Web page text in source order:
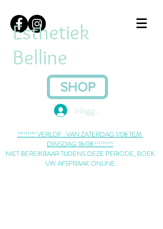
Esthetiek
Belline
SHOP
Inloggen
​!!!!!!!!! VERLOF : VAN ZATERDAG 1/08 TEM
DINSDAG 18/08 !!!!!!!!!
NIET BEREIKBAAR TIJDENS DEZE PERIODE, BOEK
UW AFSPRAAK ONLINE